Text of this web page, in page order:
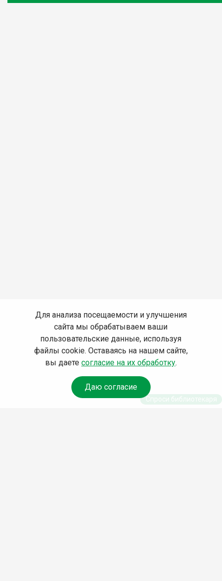
Для анализа посещаемости и улучшения
сайта мы обрабатываем ваши
пользовательские данные, используя
файлы cookie. Оставаясь на нашем сайте,
вы даете согласие на их обработку.
Даю согласие
Спроси библиотекаря